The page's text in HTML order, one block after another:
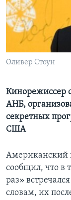
Learning English
СОЦИАЛЬНЫЕ СЕТИ
Языки
Оливер Стоун
Кинорежиссер
АНБ,
секретных
США
Американский
сообщил, что в
раз»
словам, их